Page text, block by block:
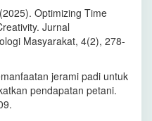
Optimizing Time
Jurnal
Masyarakat, 4(2), 278-
jerami padi untuk
pendapatan petani.